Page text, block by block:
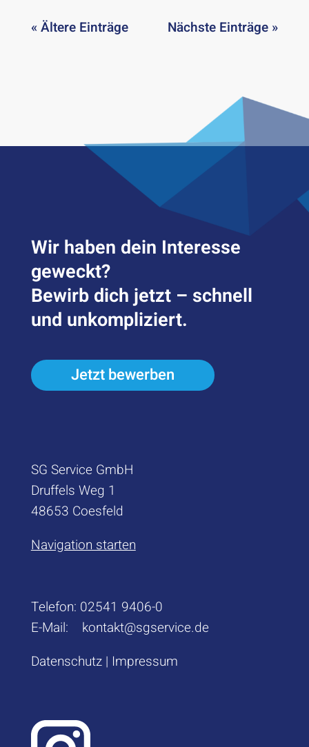
« Ältere Einträge Nächste Einträge »
Wir haben dein Inter­esse
geweckt?
Bewirb dich jetzt – schnell
und unkompliziert.
Jetzt bewerben
SG Service GmbH
Druffels Weg 1
48653 Coesfeld
Navigation starten
Telefon: 02541 9406-0
E-Mail: kontakt@sgservice.de
Datenschutz| Impressum